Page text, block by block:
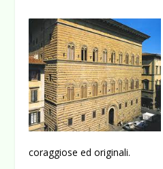
coraggiose ed originali.